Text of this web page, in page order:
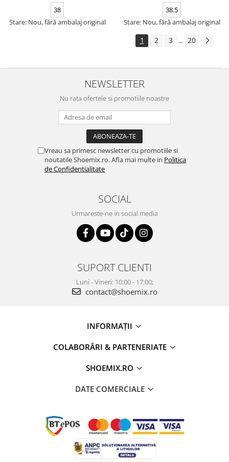
38
Stare: Nou, fără ambalaj original
38.5
Stare: Nou, fără ambalaj original
1 2 3 ... 20
NEWSLETTER
Nu rata ofertele si promotiile noastre
Vreau sa primesc newsletter cu promotiile si
noutatile Shoemix.ro. Afla mai multe in Politica
de Confidentialitate
SOCIAL
Urmareste-ne in social media
SUPORT CLIENTI
Luni - Vineri: 10:00 - 17:00;
contact@shoemix.ro
INFORMAȚII
COLABORĂRI & PARTENERIATE
SHOEMIX.RO
DATE COMERCIALE